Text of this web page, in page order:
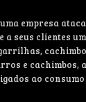
uma empresa
a seus clientes
e cachimbos,
ao